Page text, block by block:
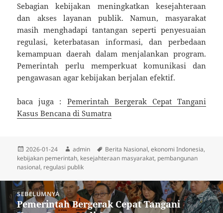
Sebagian kebijakan meningkatkan kesejahteraan
dan akses layanan publik. Namun, masyarakat
masih menghadapi tantangan seperti penyesuaian
regulasi, keterbatasan informasi, dan perbedaan
kemampuan daerah dalam menjalankan program.
Pemerintah perlu memperkuat komunikasi dan
pengawasan agar kebijakan berjalan efektif.
baca juga : Pemerintah Bergerak Cepat Tangani
Kasus Bencana di Sumatra
Diposkan
pada
2026-01-24 Penulis
admin Tag
Berita Nasional,ekonomi Indonesia,
kebijakan pemerintah, kesejahteraan masyarakat, pembangunan
nasional, regulasi publik
Navigasi
pos
SEBELUMNYA
Pos
Pemerintah Bergerak Cepat Tangani